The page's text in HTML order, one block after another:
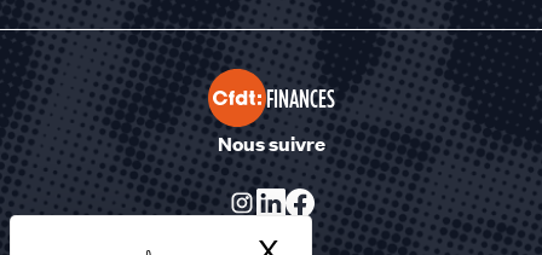
FINANCES
Nous suivre